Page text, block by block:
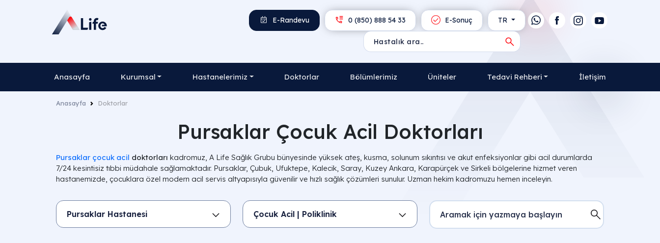
TR
E-Sonuç
0 (850) 888 54 33
E-Randevu
Anasayfa Kurumsal Hastanelerimiz Doktorlar Bölümlerimiz Üniteler Tedavi Rehberi İletişim
Anasayfa Doktorlar
Pursaklar Çocuk Acil Doktorları
Pursaklar çocuk acil doktorları kadromuz, A Life Sağlık Grubu bünyesinde yüksek ateş, kusma, solunum sıkıntısı ve akut enfeksiyonlar gibi acil durumlarda
7/24 kesintisiz tıbbi müdahale sağlamaktadır. Pursaklar, Çubuk, Ufuktepe, Kalecik, Saray, Kuzey Ankara, Karapürçek ve Sirkeli bölgelerine hizmet veren
hastanemizde, çocuklara özel modern acil servis altyapısıyla güvenilir ve hızlı sağlık çözümleri sunulur. Uzman hekim kadromuzu hemen inceleyin.
Pursaklar Hastanesi Çocuk Acil | Poliklinik